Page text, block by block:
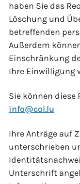
haben Sie das
Löschung und
betreffenden
Außerdem
Einschränkung
Ihre Einwilligung
Sie können diese
info@col.lu
Ihre Anträge auf
unterschrieben
Unterschrift